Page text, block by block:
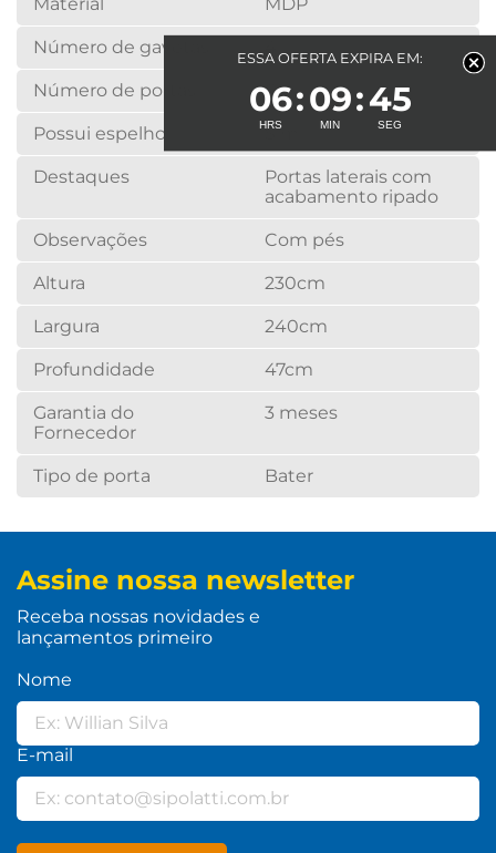
Número de gavetas
Número de portas 6
Possui espelho Sim
Destaques
Portas laterais com
acabamento ripado
Observações Com pés
Altura 230cm
Largura 240cm
Profundidade 47cm
Garantia do
Fornecedor
3 meses
Tipo de porta Bater
Assine nossa newsletter
Receba nossas novidades e
lançamentos primeiro
Nome
E-mail
ESSA OFERTA EXPIRA EM:
06 09 44